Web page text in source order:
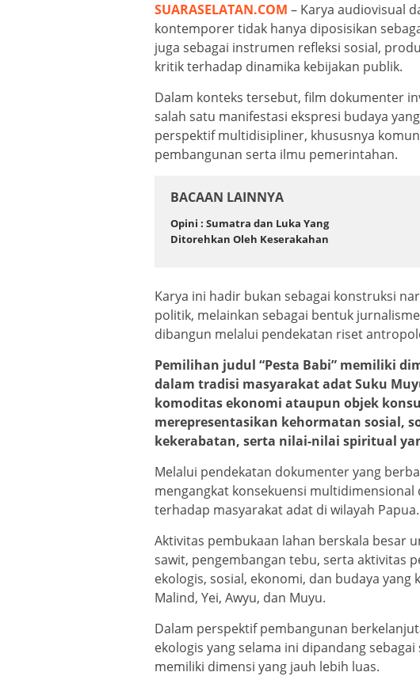
SUARASELATAN.COM – Karya audiovisual
kontemporer tidak hanya diposisikan
juga sebagai instrumen refleksi sosial,
kritik terhadap dinamika kebijakan publik.
Dalam konteks tersebut, film dokumenter
salah satu manifestasi ekspresi budaya
perspektif multidisipliner, khususnya
pembangunan serta ilmu pemerintahan.
BACAAN LAINNYA
Opini : Sumatra dan Luka Yang
Ditorehkan Oleh Keserakahan
Karya ini hadir bukan sebagai konstruksi
politik, melainkan sebagai bentuk
dibangun melalui pendekatan riset
Pemilihan judul “Pesta Babi” memiliki
dalam tradisi masyarakat adat Suku
komoditas ekonomi ataupun objek
merepresentasikan kehormatan sosial,
kekerabatan, serta nilai-nilai spiritual
Melalui pendekatan dokumenter yang
mengangkat konsekuensi
terhadap masyarakat adat di wilayah Papua.
Aktivitas pembukaan lahan berskala besar
sawit, pengembangan tebu, serta aktivitas
ekologis, sosial, ekonomi, dan budaya
Malind, Yei, Awyu, dan Muyu.
Dalam perspektif pembangunan
ekologis yang selama ini dipandang
memiliki dimensi yang jauh lebih luas.